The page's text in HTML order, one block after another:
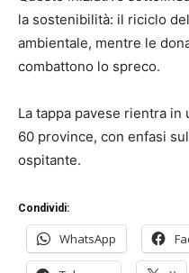
la sostenibilità: il riciclo
ambientale, mentre le
combattono lo spreco.
La tappa pavese rientra
60 province, con enfasi
ospitante.
Condividi:
WhatsApp